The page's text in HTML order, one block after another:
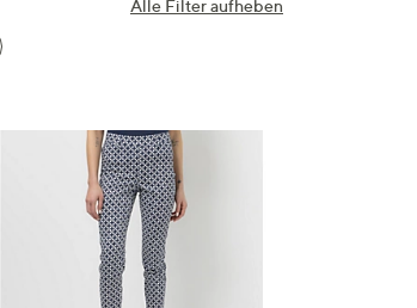
Alle Filter aufheben